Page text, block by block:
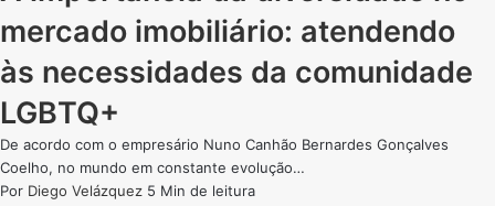
mercado imobiliário: atendendo
às necessidades da comunidade
LGBTQ+
De acordo com o empresário Nuno Canhão Bernardes Gonçalves
Coelho, no mundo em constante evolução…
Por Diego Velázquez 5 Min de leitura